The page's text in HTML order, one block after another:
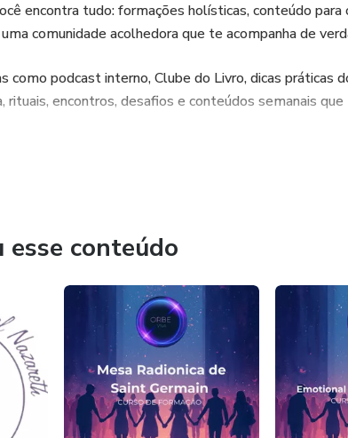
encontra tudo: formações holísticas, conteúdo para
comunidade acolhedora que te acompanha de
como podcast interno, Clube do Livro, dicas práticas
encontros, desafios e conteúdos semanais que
formação, mas também trilhas de
carreira, para que ele se torne um terapeuta
processo.
autoconhecimento e evolução real.
conteúdo